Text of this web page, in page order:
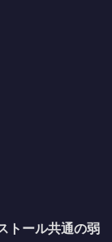
トール共通の弱